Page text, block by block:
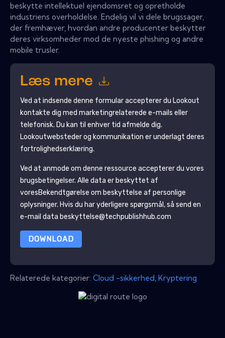
beskytte intellektuel ejendomsret og opretholde
industriens overholdelse. Endelig vil vi dele brugssager,
der fremhæver, hvordan andre producenter beskytter
deres virksomheder mod de nyeste phishing og andre
mobile trusler.
Læs mere
Ved at indsende denne formular accepterer du Lookout
kontakte dig med marketingrelaterede e-mails eller
telefonisk. Du kan til enhver tid afmelde dig.
Lookoutwebsteder og kommunikation er underlagt deres
fortrolighedserklæring.
Ved at anmode om denne ressource accepterer du vores
brugsbetingelser. Alle data er beskyttet af
voresBekendtgørelse om beskyttelse af personlige
oplysninger. Hvis du har yderligere spørgsmål, så send en
e-mail data beskyttelse@techpublishhub.com
DOWNLOAD
Relaterede kategorier: Cloud -sikkerhed Kryptering